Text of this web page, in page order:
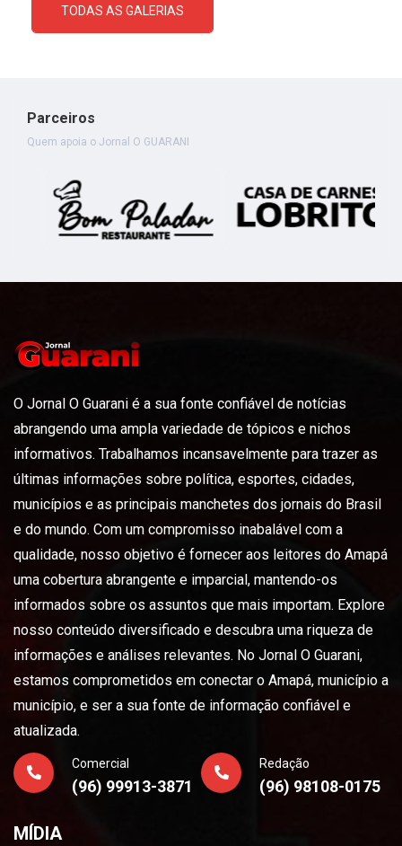
TODAS AS GALERIAS
Parceiros
Quem apoia o Jornal O GUARANI
O Jornal O Guarani é a sua fonte confiável de notícias
abrangendo uma ampla variedade de tópicos e nichos
informativos. Trabalhamos incansavelmente para trazer as
últimas informações sobre política, esportes, cidades,
municípios e as principais manchetes dos jornais do Brasil
e do mundo. Com um compromisso inabalável com a
qualidade, nosso objetivo é fornecer aos leitores do Amapá
uma cobertura abrangente e imparcial, mantendo-os
informados sobre os assuntos que mais importam. Explore
nosso conteúdo diversificado e descubra uma riqueza de
informações e análises relevantes. No Jornal O Guarani,
estamos comprometidos em conectar o Amapá, município a
município, e ser a sua fonte de informação confiável e
atualizada.
Comercial
(96) 99913-3871
Redação
(96) 98108-0175
MÍDIA